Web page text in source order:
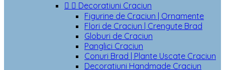
  Decoratiuni Craciun
Figurine de Craciun | Ornamente
Flori de Craciun | Crengute Brad
Globuri de Craciun
Panglici Craciun
Conuri Brad | Plante Uscate Craciun
Decoratiuni Handmade Craciun